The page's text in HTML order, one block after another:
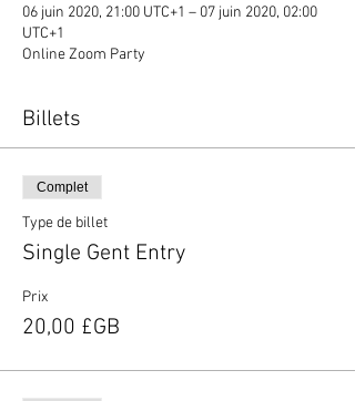
06 juin 2020, 21:00 UTC+1 – 07 juin 2020, 02:00
UTC+1
Online Zoom Party
Billets
Complet
Type de billet
Single Gent Entry
Prix
20,00 £GB